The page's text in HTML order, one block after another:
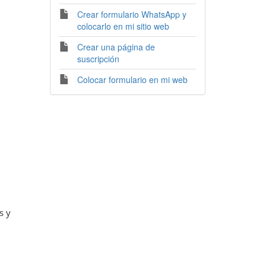
y
Crear formulario WhatsApp y
colocarlo en mi sitio web
Crear una página de
suscripción
Colocar formulario en mi web